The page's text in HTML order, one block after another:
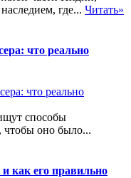
где... Читать»
что реально
способы
чтобы оно было...
как его правильно